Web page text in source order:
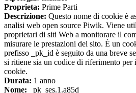
Proprieta: Prime Parti
Descrizione: Questo nome di cookie è
analisi web open source Piwik. Viene
proprietari di siti Web a monitorare il
misurare le prestazioni del sito. È un
prefisso _pk_id è seguito da una breve
si ritiene sia un codice di riferimento
cookie.
Durata: 1 anno
Nome: _pk_ses.1.a85d